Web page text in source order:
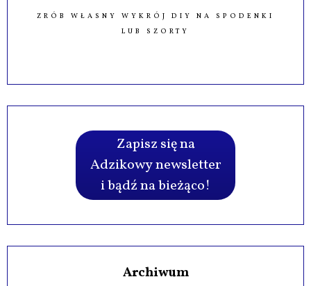
ZRÓB WŁASNY WYKRÓJ DIY NA SPODENKI
LUB SZORTY
Zapisz się na
Adzikowy newsletter
i bądź na bieżąco!
Archiwum